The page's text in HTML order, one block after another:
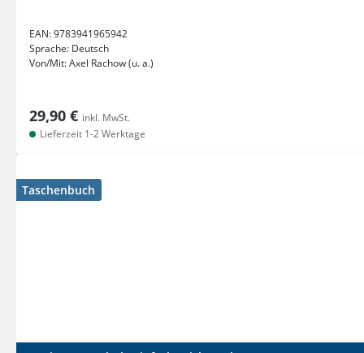
EAN:9783941965942
Sprache: Deutsch
Von/Mit:Axel Rachow (u. a.)
29,90 € inkl. MwSt.
Lieferzeit 1-2 Werktage
Taschenbuch